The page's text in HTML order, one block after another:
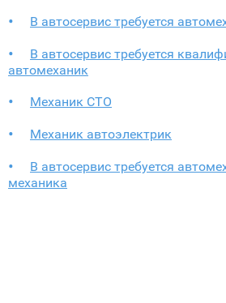
В автосервис требуется
В автосервис требуется
автомеханик
Механик СТО
Механик автоэлектрик
В автосервис требуется
механика